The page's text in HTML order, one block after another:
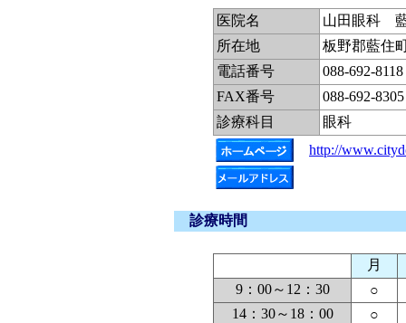
医院名
山田眼科
所在地
板野郡藍住
電話番号
088-692-8118
FAX番号
088-692-8305
診療科目
眼科
http://
診療時間
月
9：00～12：30
○
14：30～18：00
○